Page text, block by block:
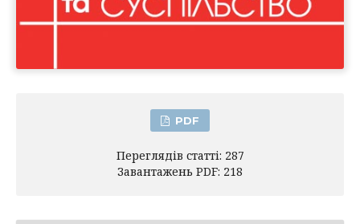
PDF
Переглядів статті: 287
Завантажень PDF: 218